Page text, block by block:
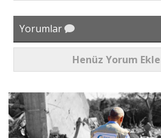
Yorumlar
Henüz Yorum